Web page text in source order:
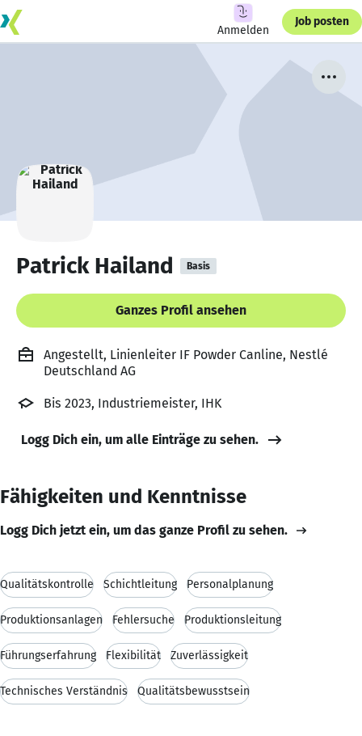
Anmelden
Job posten
Patrick Hailand Basis
Ganzes Profil ansehen
Angestellt, Linienleiter IF Powder Canline, Nestlé
Deutschland AG
Bis 2023, Industriemeister, IHK
Logg Dich ein, um alle Einträge zu sehen.
Fähigkeiten und Kenntnisse
Logg Dich jetzt ein, um das ganze Profil zu sehen.
Qualitätskontrolle Schichtleitung Personalplanung
Produktionsanlagen Fehlersuche Produktionsleitung
Führungserfahrung Flexibilität Zuverlässigkeit
Technisches Verständnis Qualitätsbewusstsein